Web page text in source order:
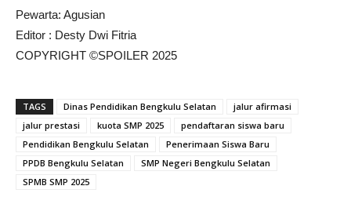
Pewarta: Agusian
Editor : Desty Dwi Fitria
COPYRIGHT ©SPOILER 2025
TAGS Dinas Pendidikan Bengkulu Selatan
jalur afirmasi
jalur prestasi
kuota SMP 2025
pendaftaran siswa baru
Pendidikan Bengkulu Selatan
Penerimaan Siswa Baru
PPDB Bengkulu Selatan
SMP Negeri Bengkulu Selatan
SPMB SMP 2025